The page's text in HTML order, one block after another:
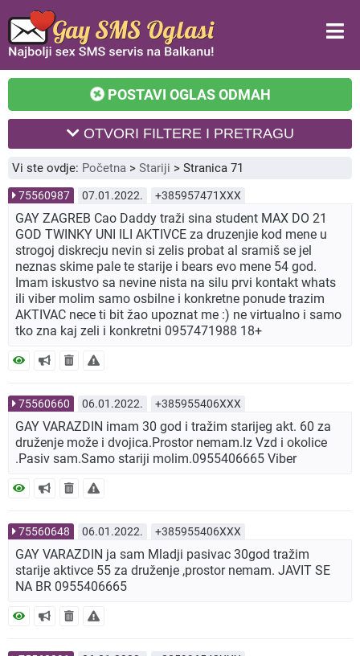
POSTAVI OGLAS ODMAH
OTVORI FILTERE I PRETRAGU
Vi ste ovdje: Početna > Stariji > Stranica 71
75560987 07.01.2022. +385957471XXX
GAY ZAGREB Cao Daddy traži sina student MAX DO 21
GOD TWINKY UNI ILI AKTIVCE za druzenjie kod mene u
strogoj diskrecju nevin si zelis probat al sramiš se jel
neznas skime pale te starije i bears evo mene 54 god.
Imam iskustvo sa nevine nista na silu prvi kontakt whats
ili viber molim samo osbilne i konkretne ponude trazim
AKTIVAC nece ti bit žao upoznat me :) ne virtualno i samo
tko zna kaj zeli i konkretni 0957471988 18+
75560660 06.01.2022. +385955406XXX
GAY VARAZDIN imam 30 god i tražim starijeg akt. 60 za
druženje može i dvojica.Prostor nemam.Iz Vzd i okolice
.Pasiv sam.Samo stariji molim.0955406665 Viber
75560648 06.01.2022. +385955406XXX
GAY VARAZDIN ja sam Mladji pasivac 30god tražim
starije aktivce 55 za druženje ,prostor nemam. JAVIT SE
NA BR 0955406665